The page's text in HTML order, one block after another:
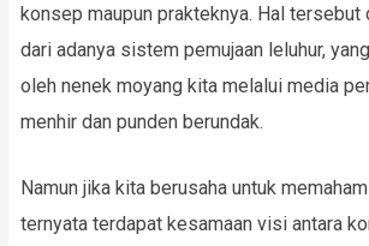
konsep maupun prakteknya. Hal tersebut
dari adanya sistem pemujaan leluhur,
oleh nenek moyang kita melalui media
menhir dan punden berundak.
Namun jika kita berusaha untuk
ternyata terdapat kesamaan visi antara